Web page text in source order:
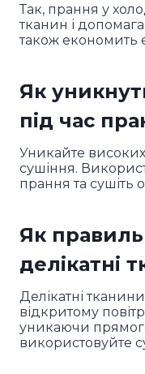
Так, прання у
тканин і
також економить
Як
під час
Уникайте
сушіння.
прання та
Як
делікатні
Делікатні
відкритому
уникаючи
використовуйте